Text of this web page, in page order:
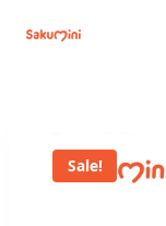
Sale!